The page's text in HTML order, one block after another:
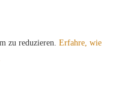
zu reduzieren. Erfahre, wie